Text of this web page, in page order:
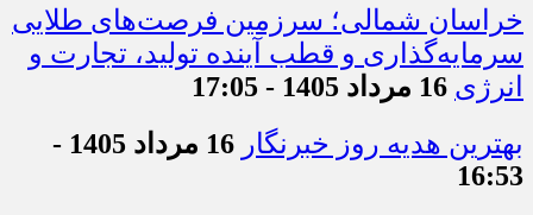
خراسان شمالی؛ سرزمین فرصت‌های طلایی
سرمایه‌گذاری و قطب آینده تولید، تجارت و
انرژی 16 مرداد 1405 - 17:05
بهترین هدیه روز خبرنگار
16 مرداد 1405 -
16:53